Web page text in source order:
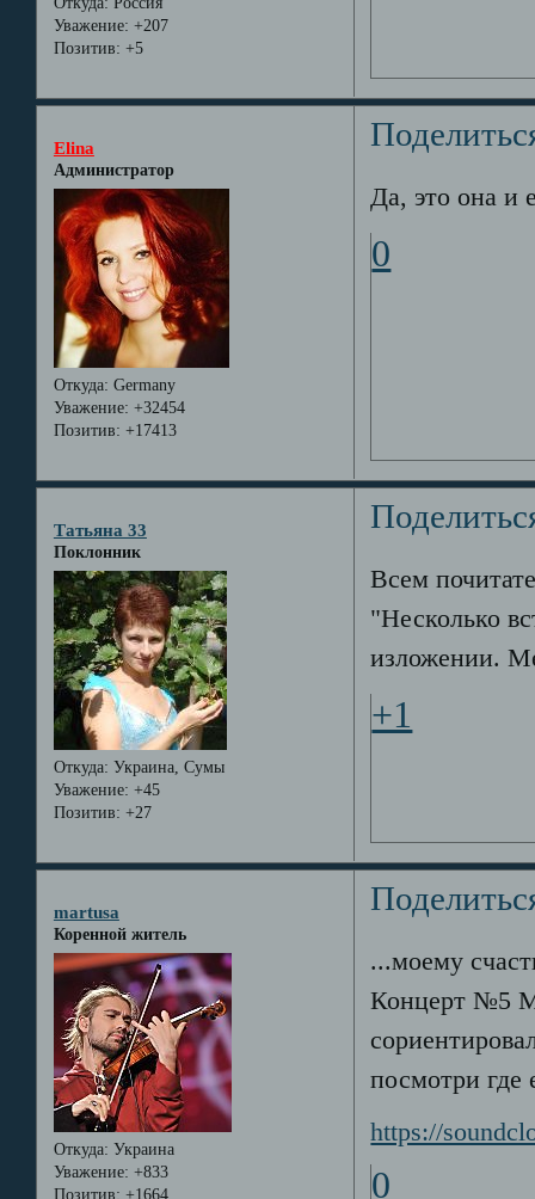
Уважение: +207
Позитив: +5
Elina
Администратор
Откуда: Germany
Уважение: +32454
Позитив: +17413
Да, это она и
0
Татьяна 33
Поклонник
Откуда: Украина, Сумы
Уважение: +45
Позитив: +27
Всем
"Несколько
изложении.
+1
martusa
Коренной житель
Откуда: Украина
Уважение: +833
Позитив: +1664
...моему
Концерт №5
посмотри где
https://
0